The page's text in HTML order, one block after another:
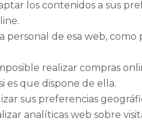
los contenidos a sus
personal de esa web, como
realizar compras
es que dispone de ella.
sus preferencias
analíticas web sobre